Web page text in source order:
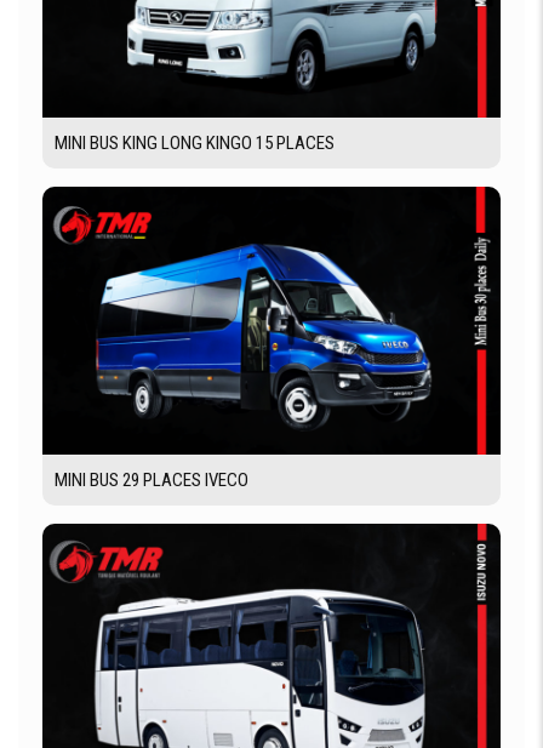
MINI BUS KING LONG KINGO 15 PLACES
MINI BUS 29 PLACES IVECO